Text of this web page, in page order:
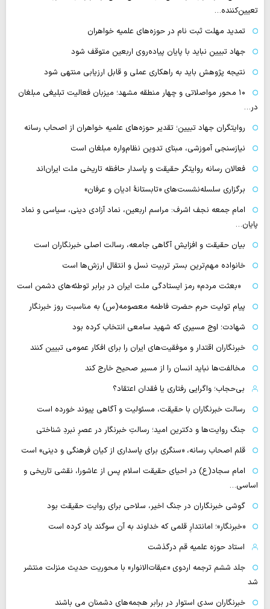
تعیین‌کننده…
تمدید مهلت ثبت نام در حوزه‌های علمیه خواهران
جهاد تبیین نباید با پایان پیاده‌روی اربعین متوقف شود
نتیجه پژوهش باید به راهکاری عملی و قابل ارزیابی منتهی شود
۱۰ محور مواصلاتی و چهار منطقه مشهد؛ میزبان فعالیت تبلیغی مبلغان
در…
روایتگران جهاد تبیین؛ تقدیر حوزه‌های علمیه خواهران از اصحاب رسانه
نیازسنجی آموزشی، مبنای تدوین نظام‌واره مبلغان است
فعالان رسانه‌ روایتگر حقیقت و پاسدار حافظه تاریخی ملت ایران‌اند
برگزاری سلسله‌نشست‌های «تابستانهٔ ادیان و عرفان»
امام جمعه نجف اشرف: مراسم اربعین، نماد آزادی دینی، سیاسی و نماد
پایان…
بیان حقیقت و افزایش آگاهی جامعه، رسالت اصلی خبرنگاران است
خانواده مهم‌ترین بستر تربیت نسل و انتقال ارزش‌ها است
«بعثت مردم» رمز ایستادگی ملت ایران در برابر توطئه‌های دشمن است
پیام تولیت حرم حضرت فاطمه معصومه(س) به مناسبت روز خبرنگار
شهادت؛ اوج مسیری که شهید سامعی انتخاب کرده بود
خبرنگاران اقتدار و موفقیت‌های ایران را برای افکار عمومی تبیین کنند
مخالفت‌ها نباید انسان را از مسیر صحیح خارج کند
بی‌حجاب؛ واگرایی رفتاری یا فقدان اعتقاد؟
رسالت خبرنگاران با حقیقت، مسئولیت و آگاهی پیوند خورده است
جنگ روایت‌ها و دکترین امید؛ رسالتِ خبرنگار در عصرِ نبردِ شناختی
قلم اصحاب رسانه، «سنگری برای پاسداری از کیان فرهنگی و دینی» است
امام سجاد(ع) در احیای حقیقت اسلام پس از عاشورا، نقشی تاریخی و
اساسی…
گوشی خبرنگاران در جنگ اخیر، سلاحی برای روایت حقیقت بود
«خبرنگار»؛ امانتدارِ قلمی که خداوند به آن سوگند یاد کرده است
استاد حوزه علمیه قم درگذشت
جلد ششم ترجمه اردوی «عبقات‌الانوار» با محوریت حدیث منزلت منتشر
شد
خبرنگاران سدی استوار در برابر هجمه‌های دشمنان می باشند